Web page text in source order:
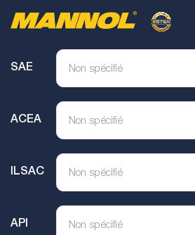
SAE Non spécifié
ACEA Non spécifié
ILSAC Non spécifié
API Non spécifié